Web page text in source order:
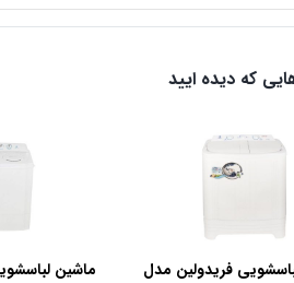
که دیده ایید
فریدولین مدل
ماشین